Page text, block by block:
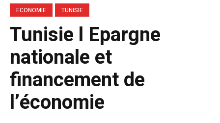
ECONOMIE TUNISIE
Tunisie l Epargne
nationale et
financement de
l’économie